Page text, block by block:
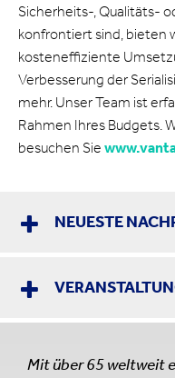
Sicherheits-, Qualitäts-
konfrontiert sind, bieten
kosteneffiziente
Verbesserung der
mehr. Unser Team ist
Rahmen Ihres Budgets.
besuchen Sie
NEUESTE
Mit über 65 weltweit